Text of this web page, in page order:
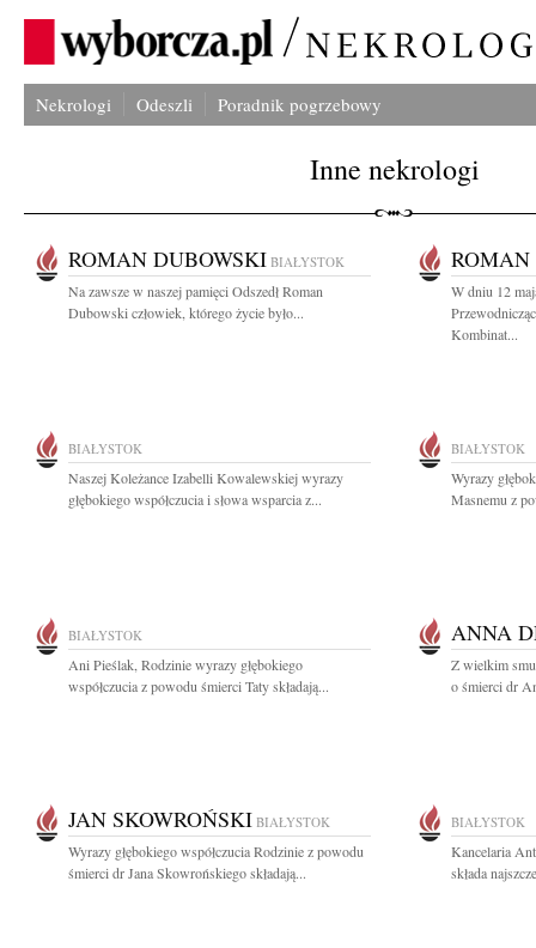
Nekrologi Odeszli Poradnik pogrzebowy
Inne nekrologi
ROMAN DUBOWSKI BIAŁYSTOK
Na zawsze w naszej pamięci Odszedł Roman
Dubowski człowiek, którego życie było...
ROMAN
W dniu 12
Kombinat...
BIAŁYSTOK
Naszej Koleżance Izabelli Kowalewskiej wyrazy
głębokiego współczucia i słowa wsparcia z...
BIAŁYSTOK
Wyrazy
Masnemu z
BIAŁYSTOK
Ani Pieślak, Rodzinie wyrazy głębokiego
współczucia z powodu śmierci Taty składają...
ANNA
Z wielkim
o śmierci dr
JAN SKOWROŃSKI BIAŁYSTOK
Wyrazy głębokiego współczucia Rodzinie z powodu
śmierci dr Jana Skowrońskiego składają...
BIAŁYSTOK
Kancelaria
składa